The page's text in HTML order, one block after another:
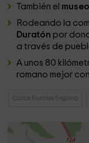
También el
Rodeando la
Duratón por
a través de
A unos 80
romano mejor
Casas Rurales Segovia